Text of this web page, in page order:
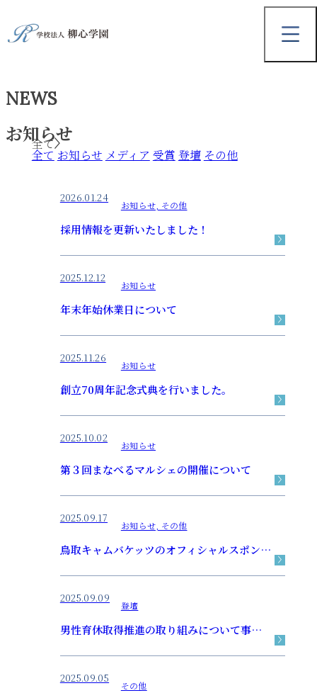
NEWS
お知らせ
全て
全て お知らせ メディア 受賞 登壇 その他
2026.01.24
お知らせ, その他
採用情報を更新いたしました！
2025.12.12
お知らせ
年末年始休業日について
2025.11.26
お知らせ
創立70周年記念式典を行いました。
2025.10.02
お知らせ
第３回まなべるマルシェの開催について
2025.09.17
お知らせ, その他
鳥取キャムバケッツのオフィシャルスポンサーになりました！
2025.09.09
登壇
男性育休取得推進の取り組みについて事例発表を行いました。
2025.09.05
その他